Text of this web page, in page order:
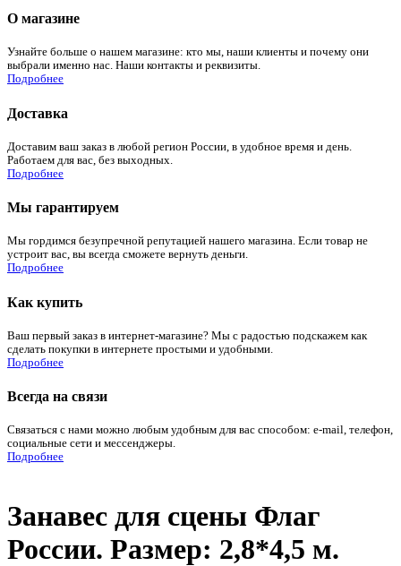
О магазине
Узнайте больше о нашем магазине: кто мы, наши клиенты и почему они
выбрали именно нас. Наши контакты и реквизиты.
Подробнее
Доставка
Доставим ваш заказ в любой регион России, в удобное время и день.
Работаем для вас, без выходных.
Подробнее
Мы гарантируем
Мы гордимся безупречной репутацией нашего магазина. Если товар не
устроит вас, вы всегда сможете вернуть деньги.
Подробнее
Как купить
Ваш первый заказ в интернет-магазине? Мы с радостью подскажем как
сделать покупки в интернете простыми и удобными.
Подробнее
Всегда на связи
Связаться с нами можно любым удобным для вас способом: e-mail, телефон,
социальные сети и мессенджеры.
Подробнее
Занавес для сцены Флаг
России. Размер: 2,8*4,5 м.